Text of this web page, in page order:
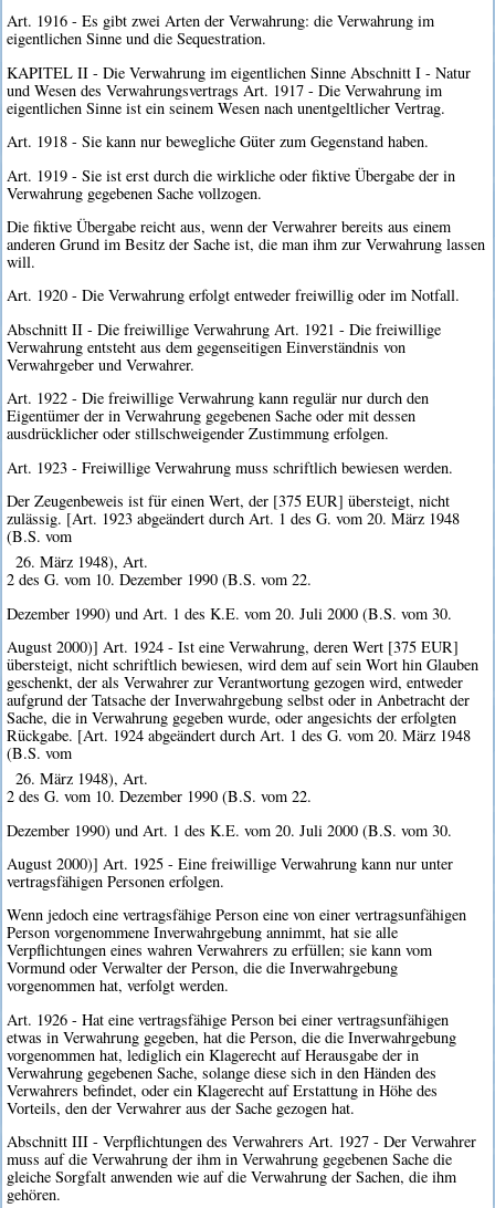
Art. 1916 - Es gibt zwei Arten der Verwahrung: die Verwahrung im
eigentlichen Sinne und die Sequestration.
KAPITEL II - Die Verwahrung im eigentlichen Sinne Abschnitt I - Natur
und Wesen des Verwahrungsvertrags Art. 1917 - Die Verwahrung im
eigentlichen Sinne ist ein seinem Wesen nach unentgeltlicher Vertrag.
Art. 1918 - Sie kann nur bewegliche Güter zum Gegenstand haben.
Art. 1919 - Sie ist erst durch die wirkliche oder fiktive Übergabe der in
Verwahrung gegebenen Sache vollzogen.
Die fiktive Übergabe reicht aus, wenn der Verwahrer bereits aus einem
anderen Grund im Besitz der Sache ist, die man ihm zur Verwahrung lassen
will.
Art. 1920 - Die Verwahrung erfolgt entweder freiwillig oder im Notfall.
Abschnitt II - Die freiwillige Verwahrung Art. 1921 - Die freiwillige
Verwahrung entsteht aus dem gegenseitigen Einverständnis von
Verwahrgeber und Verwahrer.
Art. 1922 - Die freiwillige Verwahrung kann regulär nur durch den
Eigentümer der in Verwahrung gegebenen Sache oder mit dessen
ausdrücklicher oder stillschweigender Zustimmung erfolgen.
Art. 1923 - Freiwillige Verwahrung muss schriftlich bewiesen werden.
Der Zeugenbeweis ist für einen Wert, der [375 EUR] übersteigt, nicht
zulässig. [Art. 1923 abgeändert durch Art. 1 des G. vom 20. März 1948
(B.S. vom
26. März 1948), Art.
2 des G. vom 10. Dezember 1990 (B.S. vom 22.
Dezember 1990) und Art. 1 des K.E. vom 20. Juli 2000 (B.S. vom 30.
August 2000)] Art. 1924 - Ist eine Verwahrung, deren Wert [375 EUR]
übersteigt, nicht schriftlich bewiesen, wird dem auf sein Wort hin Glauben
geschenkt, der als Verwahrer zur Verantwortung gezogen wird, entweder
aufgrund der Tatsache der Inverwahrgebung selbst oder in Anbetracht der
Sache, die in Verwahrung gegeben wurde, oder angesichts der erfolgten
Rückgabe. [Art. 1924 abgeändert durch Art. 1 des G. vom 20. März 1948
(B.S. vom
26. März 1948), Art.
2 des G. vom 10. Dezember 1990 (B.S. vom 22.
Dezember 1990) und Art. 1 des K.E. vom 20. Juli 2000 (B.S. vom 30.
August 2000)] Art. 1925 - Eine freiwillige Verwahrung kann nur unter
vertragsfähigen Personen erfolgen.
Wenn jedoch eine vertragsfähige Person eine von einer vertragsunfähigen
Person vorgenommene Inverwahrgebung annimmt, hat sie alle
Verpflichtungen eines wahren Verwahrers zu erfüllen; sie kann vom
Vormund oder Verwalter der Person, die die Inverwahrgebung
vorgenommen hat, verfolgt werden.
Art. 1926 - Hat eine vertragsfähige Person bei einer vertragsunfähigen
etwas in Verwahrung gegeben, hat die Person, die die Inverwahrgebung
vorgenommen hat, lediglich ein Klagerecht auf Herausgabe der in
Verwahrung gegebenen Sache, solange diese sich in den Händen des
Verwahrers befindet, oder ein Klagerecht auf Erstattung in Höhe des
Vorteils, den der Verwahrer aus der Sache gezogen hat.
Abschnitt III - Verpflichtungen des Verwahrers Art. 1927 - Der Verwahrer
muss auf die Verwahrung der ihm in Verwahrung gegebenen Sache die
gleiche Sorgfalt anwenden wie auf die Verwahrung der Sachen, die ihm
gehören.